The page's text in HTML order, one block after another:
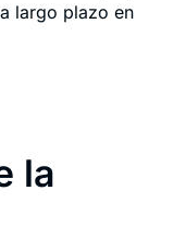
largo plazo en
la